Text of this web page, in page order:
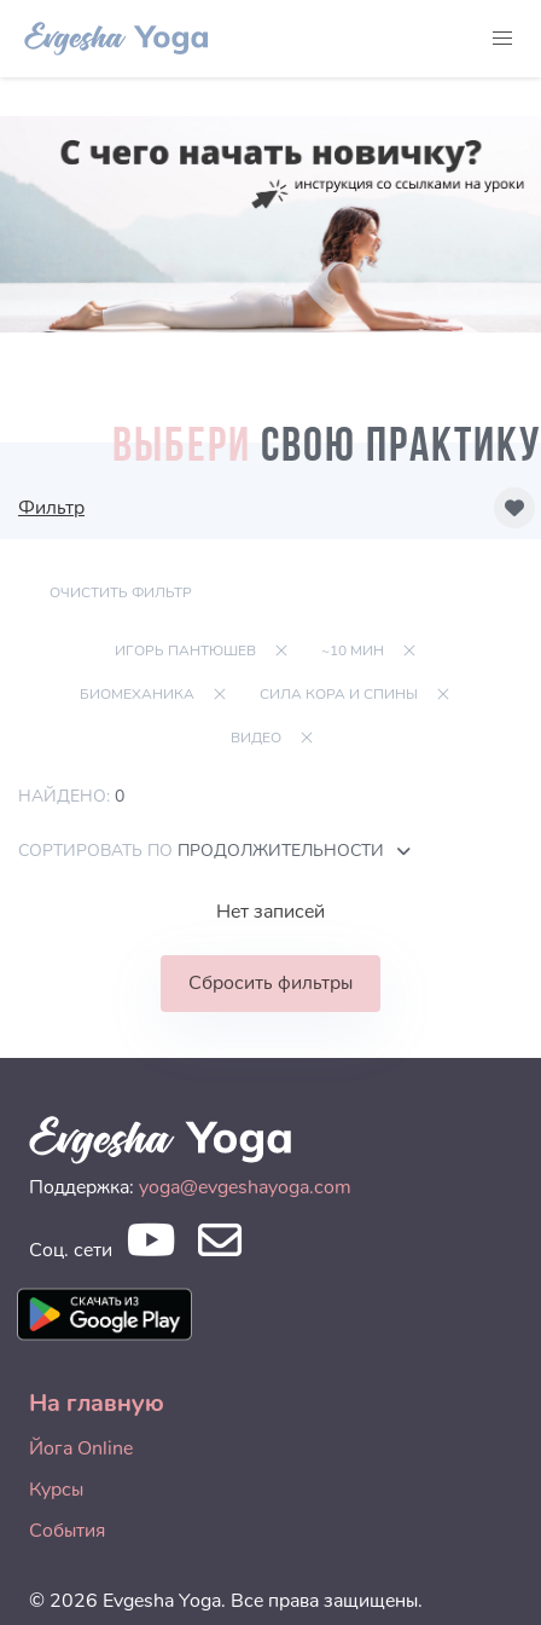
ВЫБЕРИ СВОЮ ПРАКТИКУ
Фильтр
ОЧИСТИТЬ ФИЛЬТР
ИГОРЬ ПАНТЮШЕВ ~10 МИН
БИОМЕХАНИКА СИЛА КОРА И СПИНЫ
ВИДЕО
НАЙДЕНО: 0
СОРТИРОВАТЬ ПО ПРОДОЛЖИТЕЛЬНОСТИ
Нет записей
Сбросить фильтры
Поддержка: yoga@evgeshayoga.com
Соц. сети
На главную
Йога Online
Курсы
События
© 2026 Evgesha Yoga. Все права защищены.